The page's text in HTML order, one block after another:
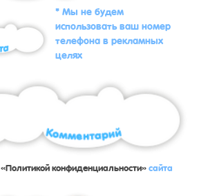
* Мы не будем
использовать ваш номер
телефона в рекламных
целях
«Политикой конфиденциальности»сайта